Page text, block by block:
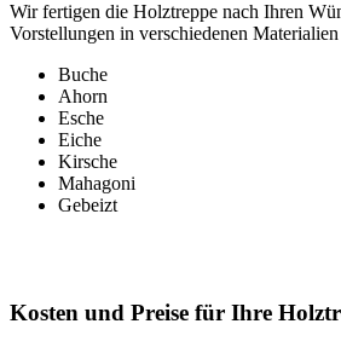
Wir fertigen die Holztreppe nach Ihren
Vorstellungen in verschiedenen
Buche
Ahorn
Esche
Eiche
Kirsche
Mahagoni
Gebeizt
Kosten und Preise für Ihre